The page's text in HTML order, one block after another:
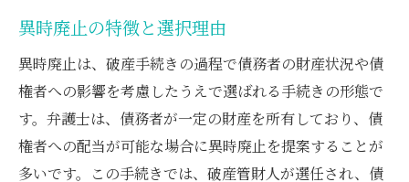
破産手続きを円滑に進めるための弁護士のサポ
ートとは
弁護士が提供する破産手続きのサポート内
容
スムーズな手続き進行のための弁護士の役
異時廃止の特徴と選択理由
異時廃止は、破産手続きの過程で債務者の財産状況や債
権者への影響を考慮したうえで選ばれる手続きの形態で
す。弁護士は、債務者が一定の財産を所有しており、債
権者への配当が可能な場合に異時廃止を提案することが
多いです。この手続きでは、破産管財人が選任され、債